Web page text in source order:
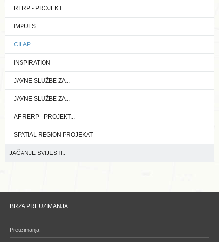
RERP - PROJEKT...
IMPULS
CILAP
INSPIRATION
JAVNE SLUŽBE ZA...
JAVNE SLUŽBE ZA...
AF RERP - PROJEKT...
SPATIAL REGION PROJEKAT
JAČANJE SVIJESTI...
BRZA PREUZIMANJA
Preuzimanja